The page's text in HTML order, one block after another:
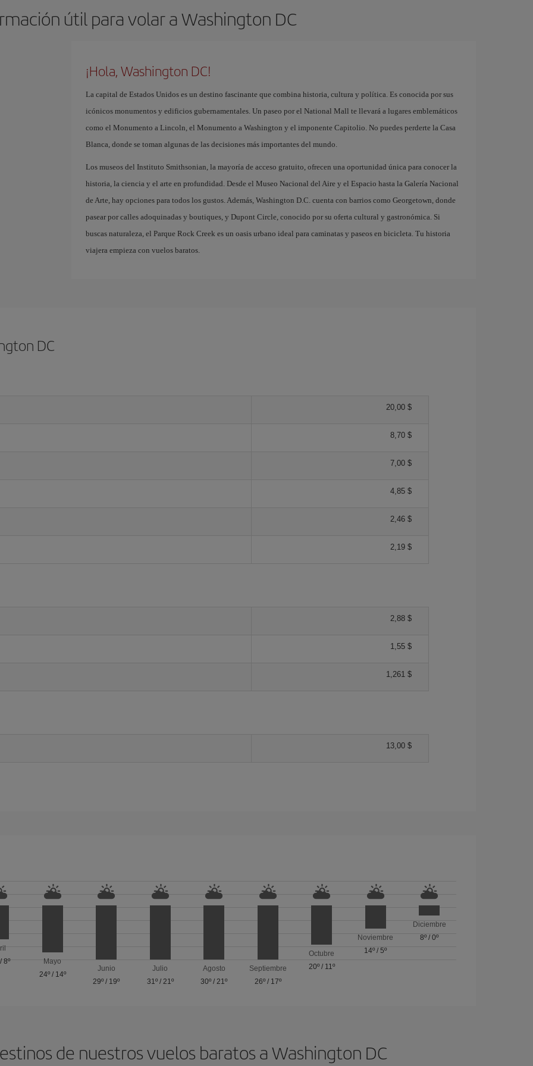
útil para volar a Washington DC
¡Hola, Washington DC!
La capital de Estados Unidos es un destino fascinante que combina historia, cultura y política. Es conocida por sus
icónicos monumentos y edificios gubernamentales. Un paseo por el National Mall te llevará a lugares emblemáticos
como el Monumento a Lincoln, el Monumento a Washington y el imponente Capitolio. No puedes perderte la Casa
Blanca, donde se toman algunas de las decisiones más importantes del mundo.
Los museos del Instituto Smithsonian, la mayoría de acceso gratuito, ofrecen una oportunidad única para conocer la
historia, la ciencia y el arte en profundidad. Desde el Museo Nacional del Aire y el Espacio hasta la Galería Nacional
de Arte, hay opciones para todos los gustos. Además, Washington D.C. cuenta con barrios como Georgetown, donde
pasear por calles adoquinadas y boutiques, y Dupont Circle, conocido por su oferta cultural y gastronómica. Si
buscas naturaleza, el Parque Rock Creek es un oasis urbano ideal para caminatas y paseos en bicicleta. Tu historia
viajera empieza con vuelos baratos.
DC
20,00 $
8,70 $
7,00 $
4,85 $
2,46 $
2,19 $
2,88 $
1,55 $
1,261 $
13,00 $
8º
Mayo
24º/ 14º
Junio
29º / 19º
Julio
31º/ 21º
Agosto
30º / 21º
Septiembre
26º/ 17º
Octubre
20º/ 11º
Noviembre
14º /5º
Diciembre
8º /0º
de nuestros vuelos baratos a Washington DC